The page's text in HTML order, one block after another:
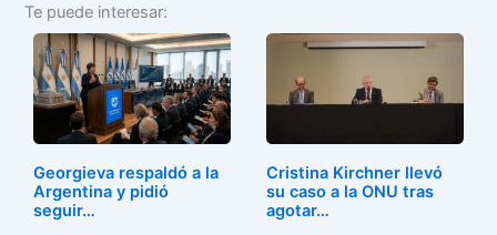
c
e
b
o
o
k
st
o
d
o
n
ai
l
m
p
ar
tir
Te puede interesar:
Georgieva respaldó a la
Argentina y pidió
seguir…
Cristina Kirchner llevó
su caso a la ONU tras
agotar…